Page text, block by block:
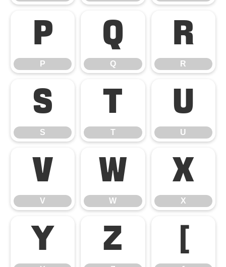
P
P
Q
Q
R
R
S
S
T
T
U
U
V
V
W
W
X
X
Y Z [